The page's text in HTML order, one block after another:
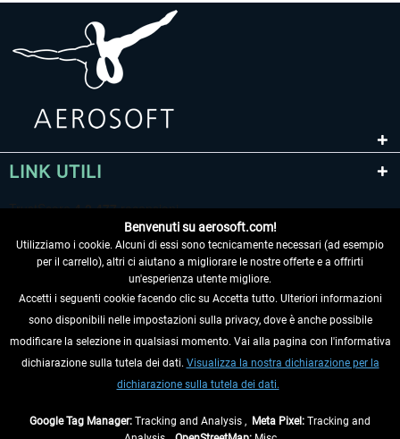
LINK UTILI
RECEDERE DAL CONTRATTO
INFORMAZIONI
Benvenuti su aerosoft.com!
Utilizziamo i cookie. Alcuni di essi sono tecnicamente necessari (ad esempio
per il carrello), altri ci aiutano a migliorare le nostre offerte e a offrirti
un'esperienza utente migliore.
Accetti i seguenti cookie facendo clic su Accetta tutto. Ulteriori informazioni
sono disponibili nelle impostazioni sulla privacy, dove è anche possibile
modificare la selezione in qualsiasi momento. Vai alla pagina con l'informativa
dichiarazione sulla tutela dei dati. Visualizza la nostra dichiarazione per la
dichiarazione sulla tutela dei dati.
Google Tag Manager: Tracking and Analysis , Meta Pixel: Tracking and